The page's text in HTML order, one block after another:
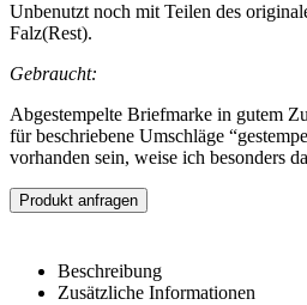
Unbenutzt noch mit Teilen des
Falz(Rest).
Gebraucht:
Abgestempelte Briefmarke in gutem
für beschriebene Umschläge
vorhanden sein, weise ich besonders
Produkt anfragen
Beschreibung
Zusätzliche Informationen